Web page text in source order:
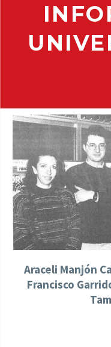
Araceli Manjón
Francisco